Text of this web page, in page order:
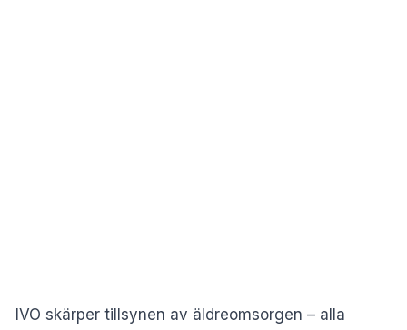
IVO skärper tillsynen av äldreomsorgen – alla